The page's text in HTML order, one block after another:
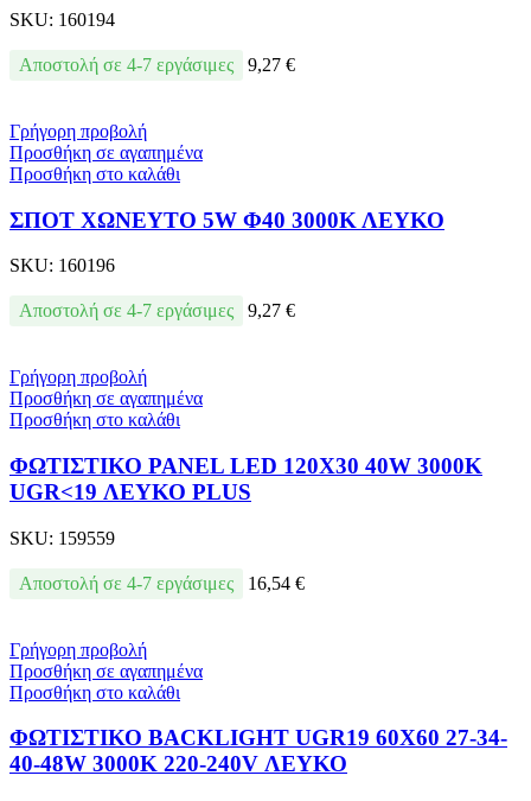
SKU: 160194
Αποστολή σε 4-7 εργάσιμες 9,27 €
Γρήγορη προβολή
Προσθήκη σε αγαπημένα
Προσθήκη στο καλάθι
ΣΠΟΤ ΧΩΝΕΥΤΟ 5W Φ40 3000Κ ΛΕΥΚΟ
SKU: 160196
Αποστολή σε 4-7 εργάσιμες 9,27 €
Γρήγορη προβολή
Προσθήκη σε αγαπημένα
Προσθήκη στο καλάθι
ΦΩΤΙΣΤΙΚΟ PANEL LED 120X30 40W 3000Κ
UGR<19 ΛΕΥΚΟ PLUS
SKU: 159559
Αποστολή σε 4-7 εργάσιμες 16,54 €
Γρήγορη προβολή
Προσθήκη σε αγαπημένα
Προσθήκη στο καλάθι
ΦΩΤΙΣΤΙΚΟ BACKLIGΗΤ UGR19 60X60 27-34-
40-48W 3000Κ 220-240V ΛΕΥΚΟ